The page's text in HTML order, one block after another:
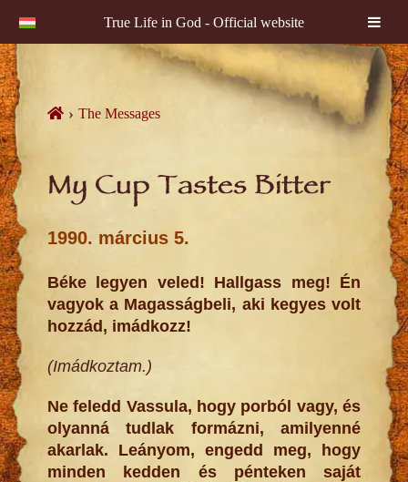
True Life in God - Official website
Skip
to
content
›The Messages
My Cup Tastes Bitter
1990. március 5.
Béke legyen veled! Hallgass meg! Én
vagyok a Magasságbeli, aki kegyes volt
hozzád, imádkozz!
(Imádkoztam.)
Ne feledd Vassula, hogy porból vagy, és
olyanná tudlak formázni, amilyenné
akarlak. Leányom, engedd meg, hogy
minden kedden és pénteken saját